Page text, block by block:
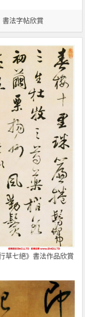
書法字帖欣賞
草七絕》書法作品欣賞